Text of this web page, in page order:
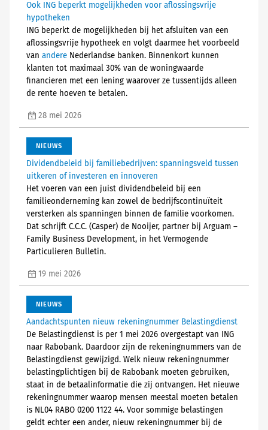
Ook ING beperkt mogelijkheden voor aflossingsvrije
hypotheken
ING beperkt de mogelijkheden bij het afsluiten van een
aflossingsvrije hypotheek en volgt daarmee het voorbeeld
van andere Nederlandse banken. Binnenkort kunnen
klanten tot maximaal 30% van de woningwaarde
financieren met een lening waarover ze tussentijds alleen
de rente hoeven te betalen.
28 mei 2026
NIEUWS
Dividendbeleid bij familiebedrijven: spanningsveld tussen
uitkeren of investeren en innoveren
Het voeren van een juist dividendbeleid bij een
familieonderneming kan zowel de bedrijfscontinuïteit
versterken als spanningen binnen de familie voorkomen.
Dat schrijft C.C.C. (Casper) de Nooijer, partner bij Arguam –
Family Business Development, in het Vermogende
Particulieren Bulletin.
19 mei 2026
NIEUWS
Aandachtspunten nieuw rekeningnummer Belastingdienst
De Belastingdienst is per 1 mei 2026 overgestapt van ING
naar Rabobank. Daardoor zijn de rekeningnummers van de
Belastingdienst gewijzigd. Welk nieuw rekeningnummer
belastingplichtigen bij de Rabobank moeten gebruiken,
staat in de betaalinformatie die zij ontvangen. Het nieuwe
rekeningnummer waarop mensen meestal moeten betalen
is NL04 RABO 0200 1122 44. Voor sommige belastingen
geldt echter een ander, nieuw rekeningnummer bij de